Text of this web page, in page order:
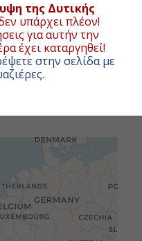
της Δυτικής
υπάρχει πλέον!
για αυτήν την
έχει καταργηθεί!
στην σελίδα με
.
-
Ημέρα
Ημέρα 4η